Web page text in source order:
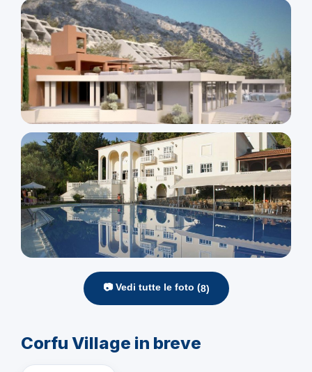
📷 Vedi tutte le foto (8)
Corfu Village in breve